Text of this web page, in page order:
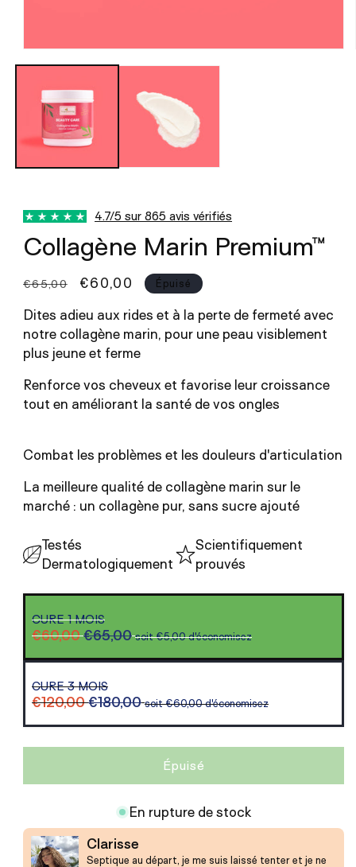
le
dans
fenêtre
modale
4.7/5 sur 865 avis vérifiés
Collagène Marin Premium™
Prix
€65,00
Prix
€60,00 Épuisé
Dites adieu aux rides et à la perte de fermeté avec
notre collagène marin, pour une peau visiblement
plus jeune et ferme
Renforce vos cheveux et favorise leur croissance
tout en améliorant la santé de vos ongles
Combat les problèmes et les douleurs d'articulation
La meilleure qualité de collagène marin sur le
marché : un collagène pur, sans sucre ajouté
Testés
Dermatologiquement
Scientifiquement
prouvés
ou
CURE 1 MOIS
€60,00€65,00 soit €5,00 d'économisez
ou
CURE 3 MOIS
€120,00€180,00 soit €60,00 d'économisez
Épuisé
En rupture de stock
Clarisse
Septique au départ, je me suis laissé tenter et je ne